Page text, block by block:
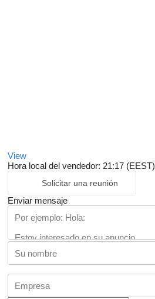
View
Hora local del vendedor: 21:17 (EEST)
Solicitar una reunión
Enviar mensaje